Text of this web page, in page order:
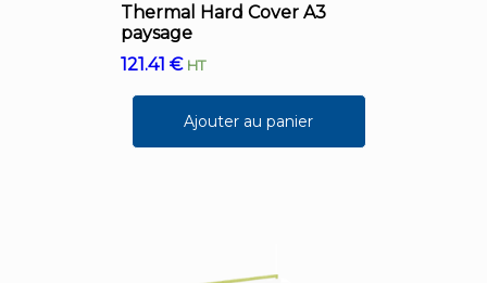
Thermal Hard Cover A3
paysage
121.41€ HT
Ajouter au panier